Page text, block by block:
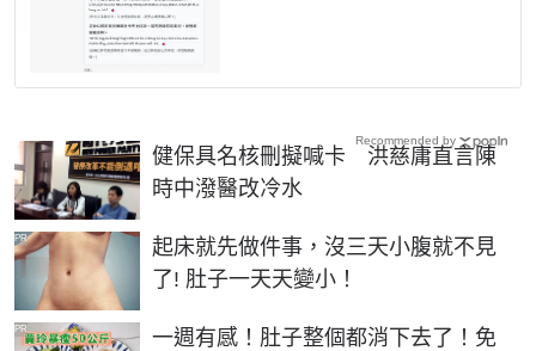
健保具名核刪擬喊卡 洪慈庸直言陳
時中潑醫改冷水
起床就先做件事，沒三天小腹就不見
了! 肚子一天天變小！
PR
一週有感！肚子整個都消下去了！免
PR
Recommended by